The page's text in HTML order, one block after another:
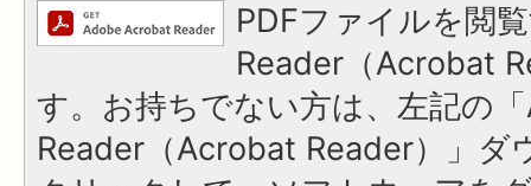
PDFファイルを閲
Reader（Acrobat
す。お持ちでない方は、左記の
Reader（Acrobat Reader）」ダ